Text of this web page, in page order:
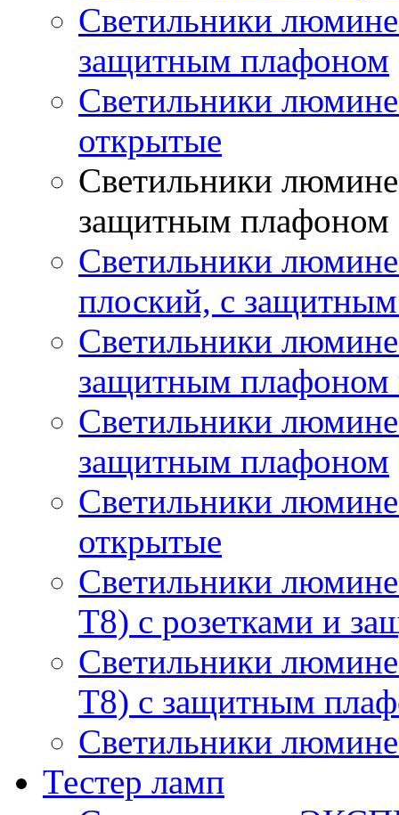
Светильники
защитным плафоном
Светильники
открытые
Светильники
защитным плафоном
Светильники
плоский, с
Светильники
защитным плафоном
Светильники
защитным плафоном
Светильники
открытые
Светильники
T8) с розетками и
Светильники
T8) с защитным
Светильники
Тестер ламп